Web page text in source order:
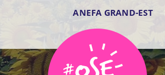
ANEFA GRAND-EST